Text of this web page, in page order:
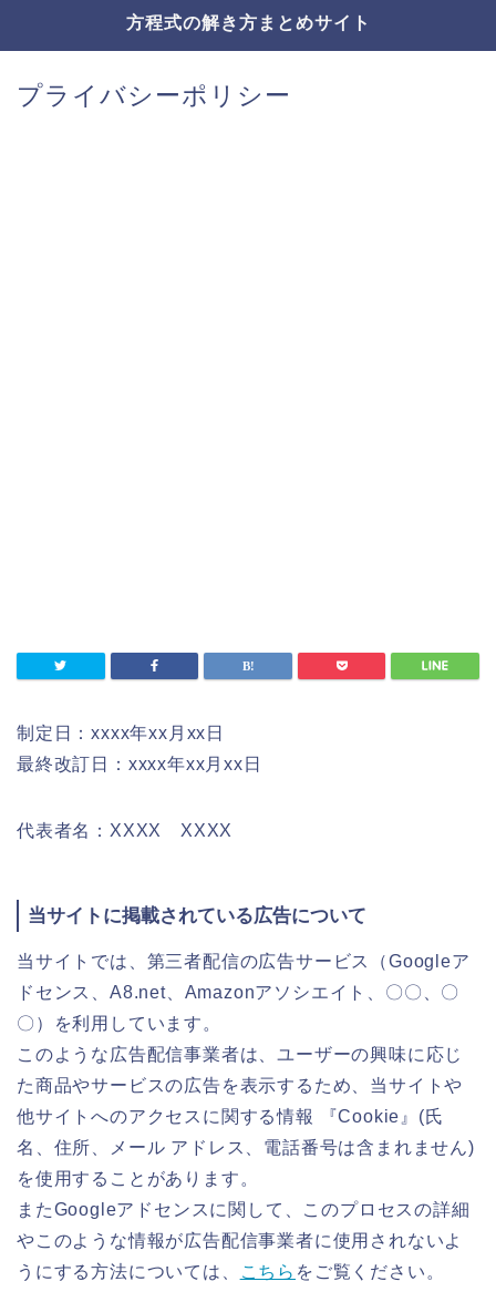
方程式の解き方まとめサイト
プライバシーポリシー
制定日：xxxx年xx月xx日
最終改訂日：xxxx年xx月xx日
代表者名：XXXX XXXX
当サイトに掲載されている広告について
当サイトでは、第三者配信の広告サービス（Googleア
ドセンス、A8.net、Amazonアソシエイト、〇〇、〇
〇）を利用しています。
このような広告配信事業者は、ユーザーの興味に応じ
た商品やサービスの広告を表示するため、当サイトや
他サイトへのアクセスに関する情報 『Cookie』(氏
名、住所、メール アドレス、電話番号は含まれません)
を使用することがあります。
またGoogleアドセンスに関して、このプロセスの詳細
やこのような情報が広告配信事業者に使用されないよ
うにする方法については、
こちら をご覧ください。